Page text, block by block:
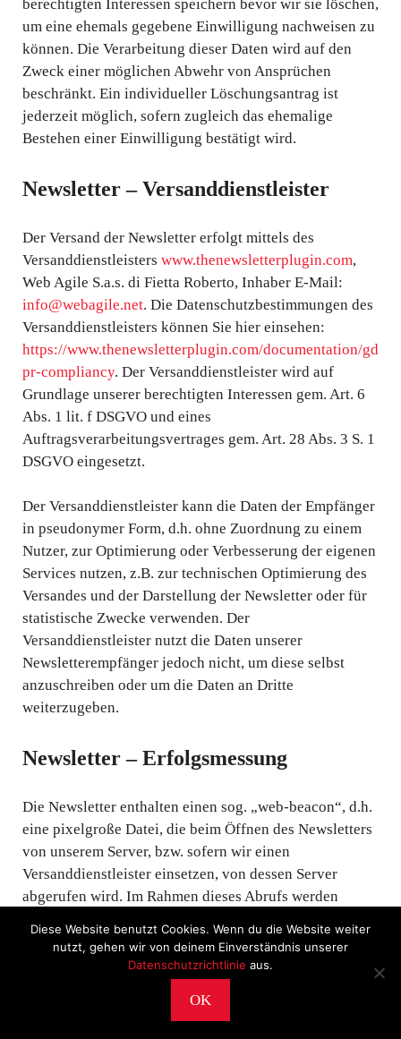
berechtigten Interessen speichern bevor wir sie löschen,
um eine ehemals gegebene Einwilligung nachweisen zu
können. Die Verarbeitung dieser Daten wird auf den
Zweck einer möglichen Abwehr von Ansprüchen
beschränkt. Ein individueller Löschungsantrag ist
jederzeit möglich, sofern zugleich das ehemalige
Bestehen einer Einwilligung bestätigt wird.
Newsletter – Versanddienstleister
Der Versand der Newsletter erfolgt mittels des
Versanddienstleisters www.thenewsletterplugin.com,
Web Agile S.a.s. di Fietta Roberto, Inhaber E-Mail:
info@webagile.net. Die Datenschutzbestimmungen des
Versanddienstleisters können Sie hier einsehen:
https://www.thenewsletterplugin.com/documentation/gd
pr-compliancy. Der Versanddienstleister wird auf
Grundlage unserer berechtigten Interessen gem. Art. 6
Abs. 1 lit. f DSGVO und eines
Auftragsverarbeitungsvertrages gem. Art. 28 Abs. 3 S. 1
DSGVO eingesetzt.
Der Versanddienstleister kann die Daten der Empfänger
in pseudonymer Form, d.h. ohne Zuordnung zu einem
Nutzer, zur Optimierung oder Verbesserung der eigenen
Services nutzen, z.B. zur technischen Optimierung des
Versandes und der Darstellung der Newsletter oder für
statistische Zwecke verwenden. Der
Versanddienstleister nutzt die Daten unserer
Newsletterempfänger jedoch nicht, um diese selbst
anzuschreiben oder um die Daten an Dritte
weiterzugeben.
Newsletter – Erfolgsmessung
Die Newsletter enthalten einen sog. „web-beacon“, d.h.
eine pixelgroße Datei, die beim Öffnen des Newsletters
von unserem Server, bzw. sofern wir einen
Versanddienstleister einsetzen, von dessen Server
abgerufen wird. Im Rahmen dieses Abrufs werden
zum Browser und Ihrem System, als auch Ihre IP-
Adresse und Zeitpunkt des Abrufs erhoben.
Diese Informationen werden zur technischen
2026 © CultureWorks •Impressum
Diese Website benutzt Cookies. Wenn du die Website weiter
nutzt, gehen wir von deinem Einverständnis unserer
Datenschutzrichtlinie aus.
OK